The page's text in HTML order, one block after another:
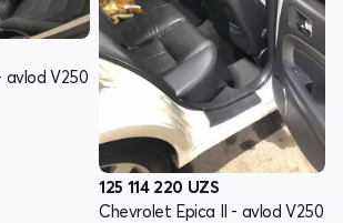
avlod V250
125 114 220 UZS
Chevrolet Epica II - avlod V250